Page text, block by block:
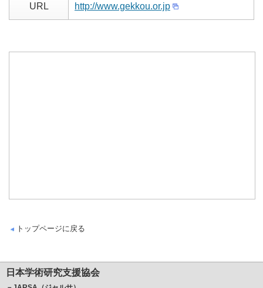
URL http://www.gekkou.or.jp
トップページに戻る
日本学術研究支援協会